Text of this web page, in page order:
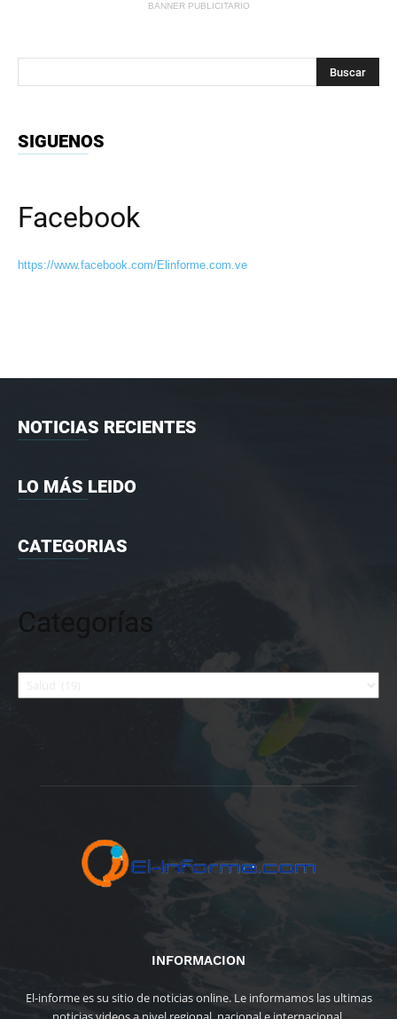
BANNER PUBLICITARIO
SIGUENOS
Facebook
https://www.facebook.com/Elinforme.com.ve
NOTICIAS RECIENTES
LO MÁS LEIDO
CATEGORIAS
Categorías
Categorías
INFORMACION
El-informe es su sitio de noticias online. Le informamos las ultimas